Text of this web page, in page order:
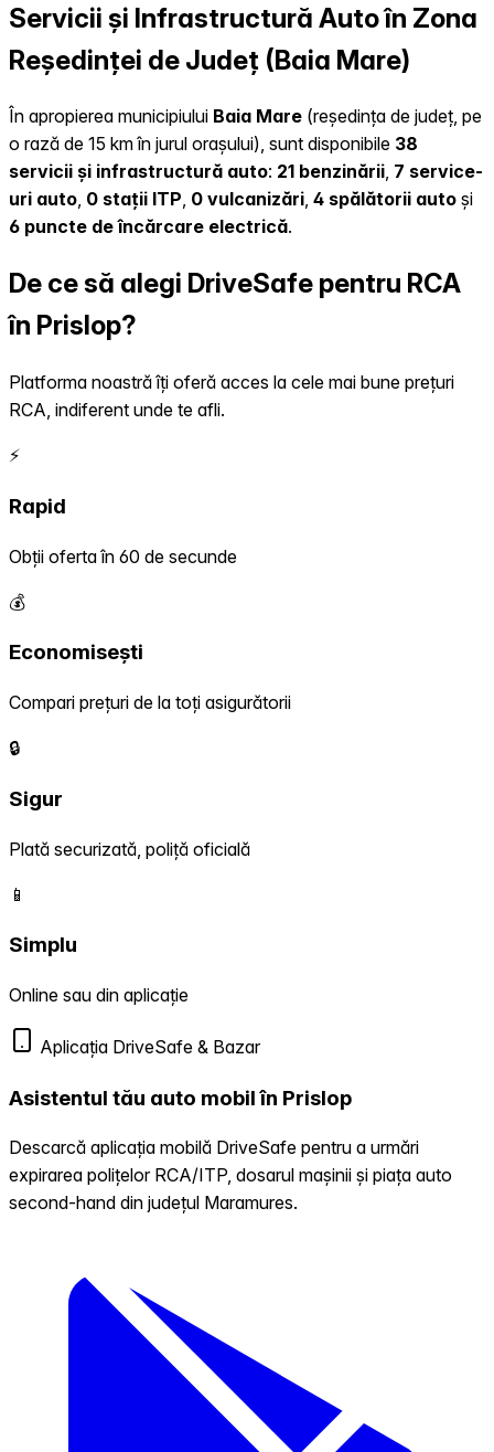
Servicii și Infrastructură Auto în Zona
Reședinței de Județ (Baia Mare)
În apropierea municipiului Baia Mare (reședința de județ, pe
o rază de 15 km în jurul orașului), sunt disponibile 38
servicii și infrastructură auto: 21 benzinării, 7 service-
uri auto, 0 stații ITP, 0 vulcanizări, 4 spălătorii auto și
6 puncte de încărcare electrică.
De ce să alegi DriveSafe pentru RCA
în Prislop?
Platforma noastră îți oferă acces la cele mai bune prețuri
RCA, indiferent unde te afli.
⚡
Rapid
Obții oferta în 60 de secunde
💰
Economisești
Compari prețuri de la toți asigurătorii
🔒
Sigur
Plată securizată, poliță oficială
📱
Simplu
Online sau din aplicație
Aplicația DriveSafe & Bazar
Asistentul tău auto mobil în Prislop
Descarcă aplicația mobilă DriveSafe pentru a urmări
expirarea polițelor RCA/ITP, dosarul mașinii și piața auto
second-hand din județul Maramures.